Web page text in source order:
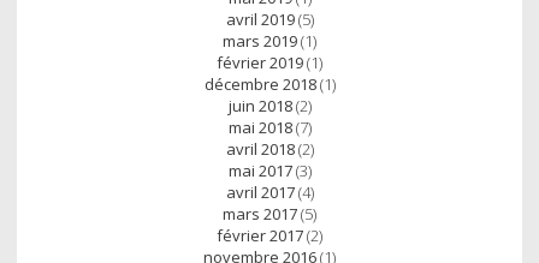
avril 2019(5)
mars 2019(1)
février 2019(1)
décembre 2018(1)
juin 2018(2)
mai 2018(7)
avril 2018(2)
mai 2017(3)
avril 2017(4)
mars 2017(5)
février 2017(2)
novembre 2016(1)